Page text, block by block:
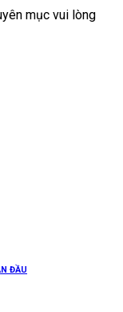
mục vui lòng
ĐẦU